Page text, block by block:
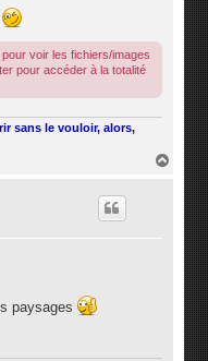
voir les fichiers/images
pour accéder à la totalité
sans le vouloir, alors,
paysages